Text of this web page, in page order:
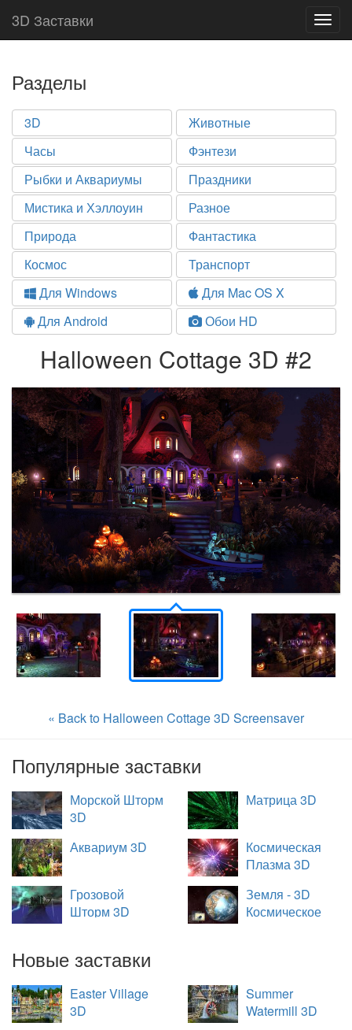
3D Заставки
Разделы
3D
Животные
Часы
Фэнтези
Рыбки и Аквариумы
Праздники
Мистика и Хэллоуин
Разное
Природа
Фантастика
Космос
Транспорт
Для Windows
Для Mac OS X
Для Android
Обои HD
Halloween Cottage 3D #2
« Back to Halloween Cottage 3D Screensaver
Популярные заставки
Морской Шторм
3D
Матрица 3D
Аквариум 3D
Космическая
Плазма 3D
Грозовой
Шторм 3D
Земля - 3D
Космическое
Новые заставки
Easter Village
3D
Summer
Watermill 3D